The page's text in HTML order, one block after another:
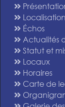
Localisation
Échos
Actualités
Statut et
Locaux
Horaires
Carte de